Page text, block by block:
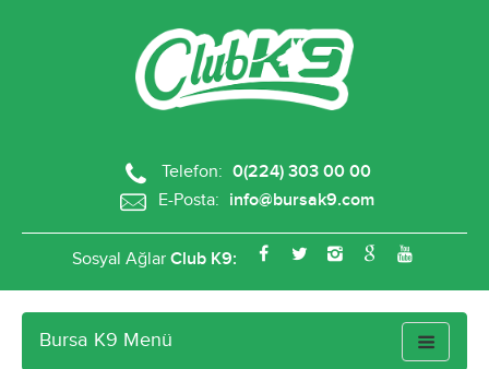
Telefon: 0(224) 303 00 00
E-Posta: info@bursak9.com
Sosyal Ağlar Club K9:
Toggle
Bursa K9 Menü